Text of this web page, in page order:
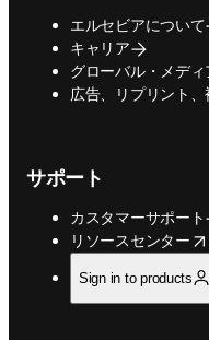
エルセビアについて
キャリア
グローバル・メデ
広告、リプリント、
opens in new tab/
サポート
カスタマーサポート
リソースセンター
opens in new tab/
Sign in to products